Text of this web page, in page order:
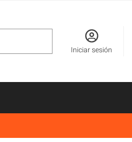
Iniciar sesión